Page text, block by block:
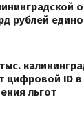
рублей
цифровой ID в
льгот